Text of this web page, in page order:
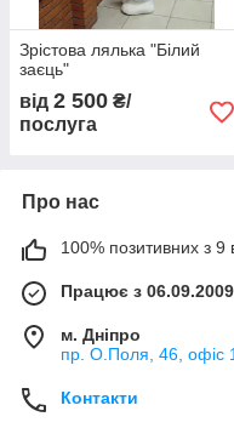
Зрістова лялька "Білий
заєць"
від 2 500 ₴/
послуга
Про нас
100% позитивних з 9
Працює з 06.09.2009
м. Дніпро
пр. О.Поля, 46, офіс
Контакти